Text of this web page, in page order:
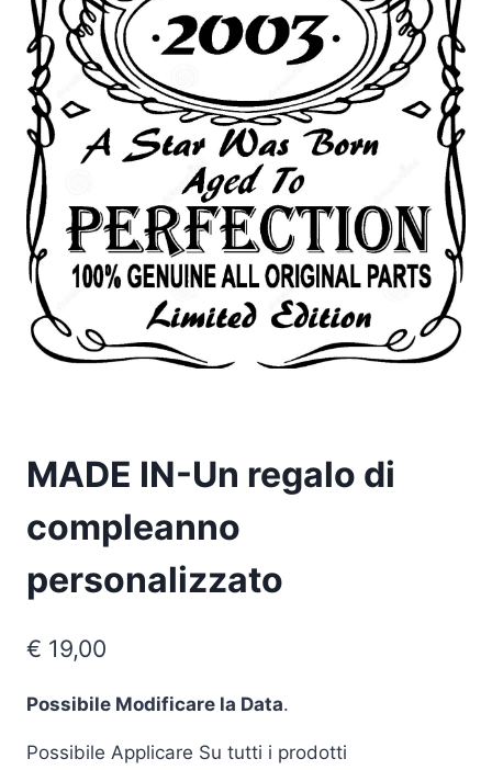
MADE IN-Un regalo di
compleanno
personalizzato
€ 19,00
Possibile Modificare la Data.
Possibile Applicare Su tutti i prodotti